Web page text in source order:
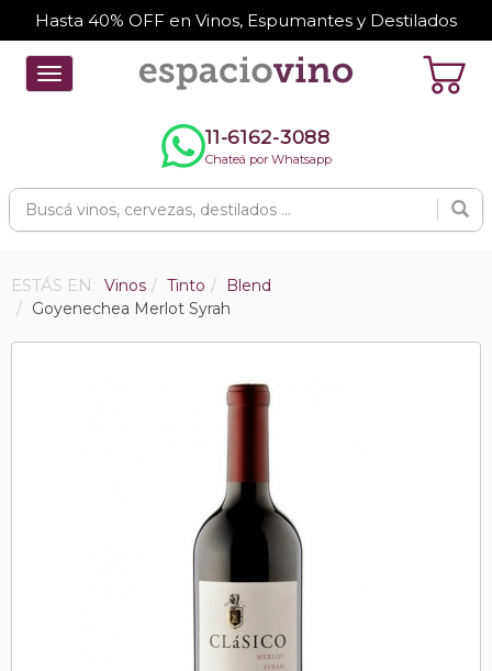
Hasta 40% OFF en Vinos, Espumantes y Destilados
Toggle
navigation
11-6162-3088
Chateá por Whatsapp
ESTÁS EN: Vinos Tinto
Blend
Goyenechea Merlot Syrah